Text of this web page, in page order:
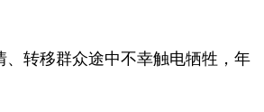
转移群众途中不幸触电牺牲，年